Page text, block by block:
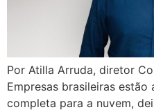
Por Atilla Arruda, diretor
Empresas brasileiras
completa para a nuvem,